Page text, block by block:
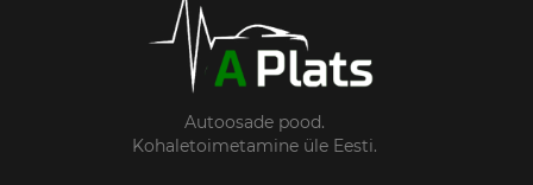
Autoosade pood.
Kohaletoimetamine üle Eesti.